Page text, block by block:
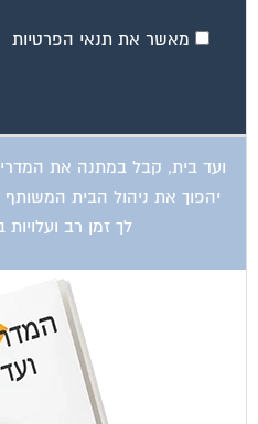
מאשר את תנאי הפרטיות
ועד בית, קבל במתנה את
יהפוך את ניהול הבית המשותף
לך זמן רב ועלויות